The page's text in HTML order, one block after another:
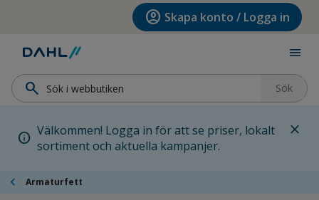
Hoppa till huvudinnehållet account_circle Skapa konto / Logga in
menu
search Sök
info Välkommen! Logga in för att se priser, lokalt
sortiment och aktuella kampanjer.
close
chevron_left Armaturfett